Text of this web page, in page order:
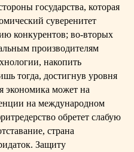
государства, которая
суверенитет
конкурентов; во-вторых
производителям
накопить
тогда, достигнув уровня
экономика может на
на международном
обретет слабую
страна
Защиту